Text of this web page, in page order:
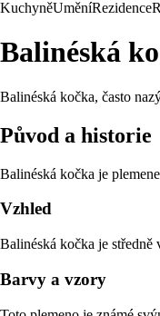
KuchyněUměníRezidence
Balinéská
Balinéská kočka, často
Původ a historie
Balinéská kočka je
Vzhled
Balinéská kočka je
Barvy a vzory